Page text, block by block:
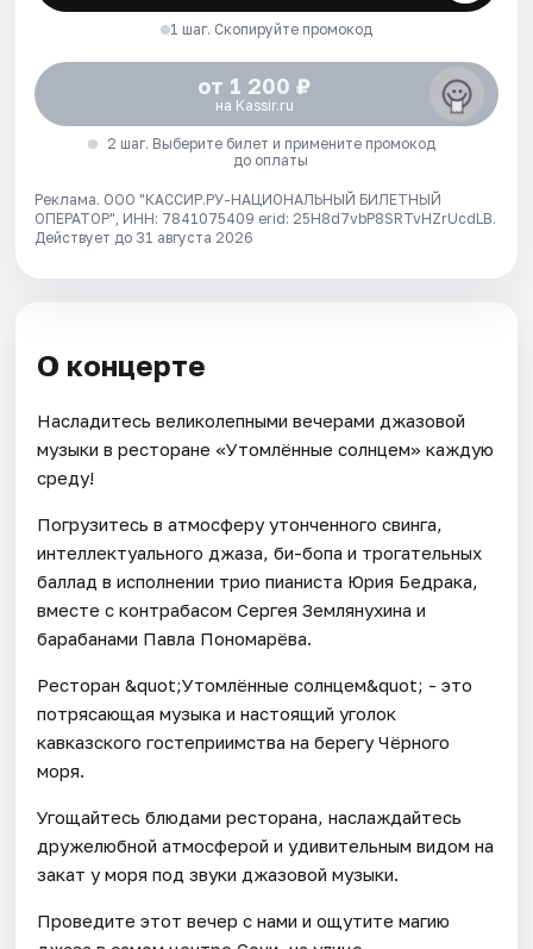
1 шаг. Скопируйте промокод
от 1 200 ₽
на Kassir.ru
2 шаг. Выберите билет и примените промокод
до оплаты
Реклама. ООО "КАССИР.РУ-НАЦИОНАЛЬНЫЙ БИЛЕТНЫЙ
ОПЕРАТОР", ИНН: 7841075409 erid: 25H8d7vbP8SRTvHZrUcdLB.
Действует до 31 августа 2026
О концерте
Насладитесь великолепными вечерами джазовой
музыки в ресторане «Утомлённые солнцем» каждую
среду!
Погрузитесь в атмосферу утонченного свинга,
интеллектуального джаза, би-бопа и трогательных
баллад в исполнении трио пианиста Юрия Бедрака,
вместе с контрабасом Сергея Землянухина и
барабанами Павла Пономарёва.
Ресторан &quot;Утомлённые солнцем&quot; - это
потрясающая музыка и настоящий уголок
кавказского гостеприимства на берегу Чёрного
моря.
Угощайтесь блюдами ресторана, наслаждайтесь
дружелюбной атмосферой и удивительным видом на
закат у моря под звуки джазовой музыки.
Проведите этот вечер с нами и ощутите магию